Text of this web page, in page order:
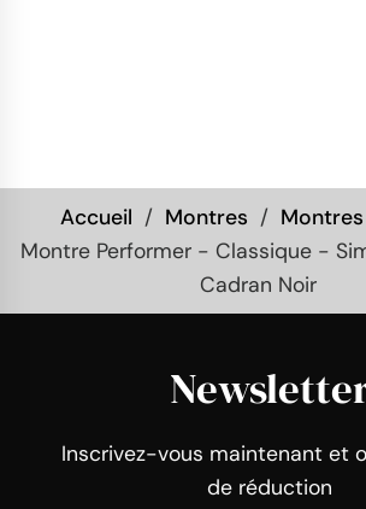
Accueil Montres
Montre Performer - Classique -
Cadran Noir
Inscrivez-vous maintenant et
de réduction